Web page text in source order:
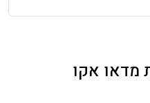
מדאו אקו